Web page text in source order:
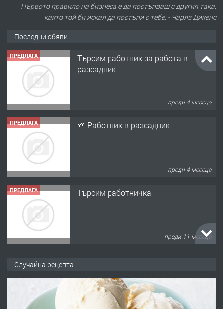
Първото правило на бизнеса е да постъпваш с другия така,
както той би искал да постъпи с тебе. - Чарлз Дикенс
Последни обяви
ПРЕДЛАГА
Търсим работник за работа в
разсадник
преди 4 месеца
ПРЕДЛАГА 🌱 Работник в разсадник
преди 4 месеца
ПРЕДЛАГА Търсим работничка
преди 11 месеца
преди 1 година
Случайна рецепта